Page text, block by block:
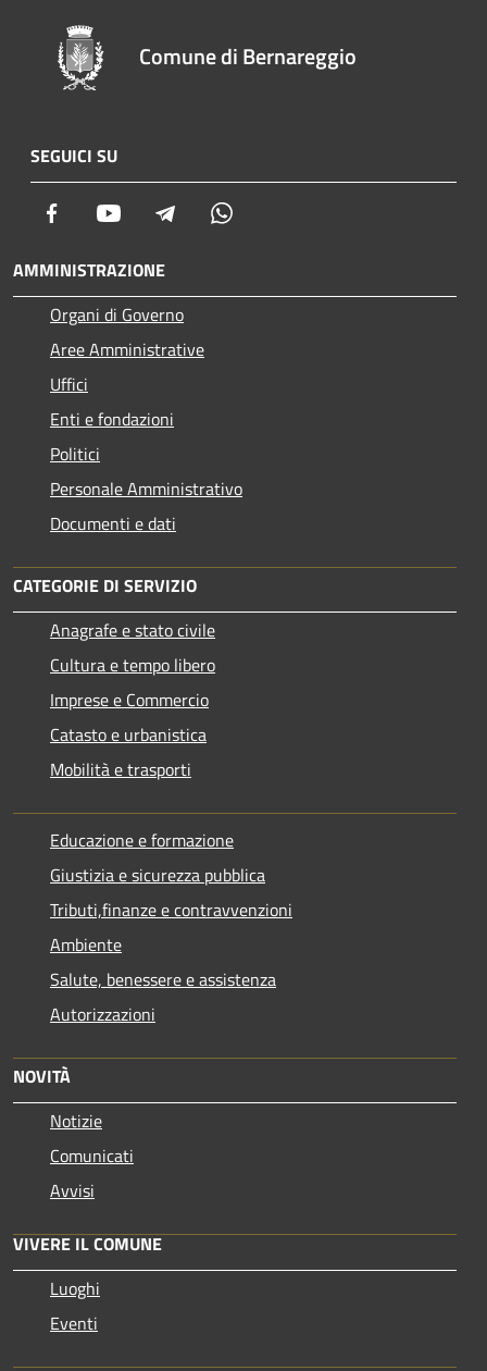
Comune di Bernareggio
SEGUICI SU
Facebook Youtube Telegram
AMMINISTRAZIONE
Organi di Governo
Aree Amministrative
Uffici
Enti e fondazioni
Politici
Personale Amministrativo
Documenti e dati
CATEGORIE DI SERVIZIO
Anagrafe e stato civile
Cultura e tempo libero
Imprese e Commercio
Catasto e urbanistica
Mobilità e trasporti
Educazione e formazione
Giustizia e sicurezza pubblica
Tributi,finanze e contravvenzioni
Ambiente
Salute, benessere e assistenza
Autorizzazioni
NOVITÀ
Notizie
Comunicati
Avvisi
VIVERE IL COMUNE
Luoghi
Eventi